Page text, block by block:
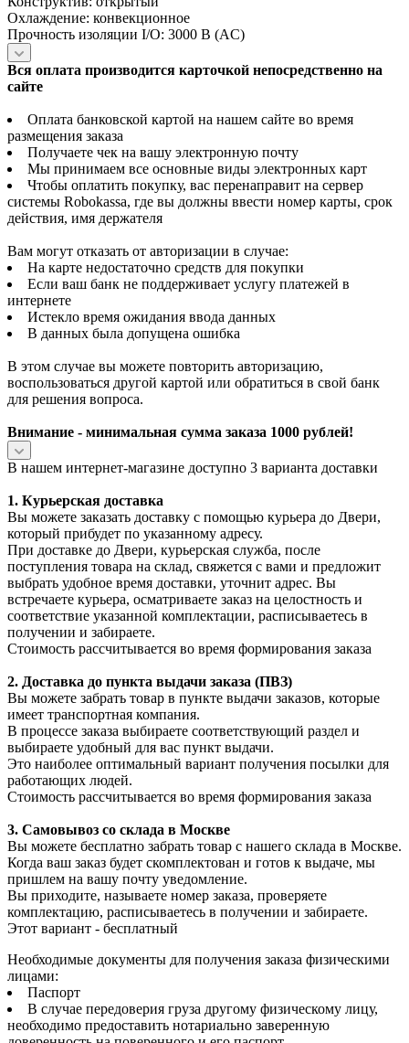
Охлаждение: конвекционное
Прочность изоляции I/O: 3000 В (AC)
Вся оплата производится карточкой непосредственно на
сайте
Оплата банковской картой на нашем сайте во время
размещения заказа
Получаете чек на вашу электронную почту
Мы принимаем все основные виды электронных карт
Чтобы оплатить покупку, вас перенаправит на сервер
системы Robokassa, где вы должны ввести номер карты, срок
действия, имя держателя
Вам могут отказать от авторизации в случае:
На карте недостаточно средств для покупки
Если ваш банк не поддерживает услугу платежей в
интернете
Истекло время ожидания ввода данных
В данных была допущена ошибка
В этом случае вы можете повторить авторизацию,
воспользоваться другой картой или обратиться в свой банк
для решения вопроса.
Внимание - минимальная сумма заказа 1000 рублей!
В нашем интернет-магазине доступно 3 варианта доставки
1. Курьерская доставка
Вы можете заказать доставку с помощью курьера до Двери,
который прибудет по указанному адресу.
При доставке до Двери, курьерская служба, после
поступления товара на склад, свяжется с вами и предложит
выбрать удобное время доставки, уточнит адрес. Вы
встречаете курьера, осматриваете заказ на целостность и
соответствие указанной комплектации, расписываетесь в
получении и забираете.
Стоимость рассчитывается во время формирования заказа
2. Доставка до пункта выдачи заказа (ПВЗ)
Вы можете забрать товар в пункте выдачи заказов, которые
имеет транспортная компания.
В процессе заказа выбираете соответствующий раздел и
выбираете удобный для вас пункт выдачи.
Это наиболее оптимальный вариант получения посылки для
работающих людей.
Стоимость рассчитывается во время формирования заказа
3. Самовывоз со склада в Москве
Вы можете бесплатно забрать товар с нашего склада в Москве.
Когда ваш заказ будет скомплектован и готов к выдаче, мы
пришлем на вашу почту уведомление.
Вы приходите, называете номер заказа, проверяете
комплектацию, расписываетесь в получении и забираете.
Этот вариант - бесплатный
Необходимые документы для получения заказа физическими
лицами:
Паспорт
В случае передоверия груза другому физическому лицу,
необходимо предоставить нотариально заверенную